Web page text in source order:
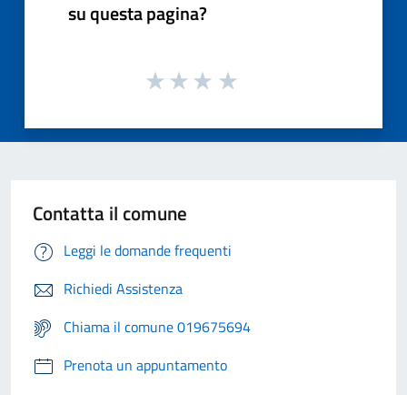
su questa pagina?
Contatta il comune
Leggi le domande frequenti
Richiedi Assistenza
Chiama il comune 019675694
Prenota un appuntamento